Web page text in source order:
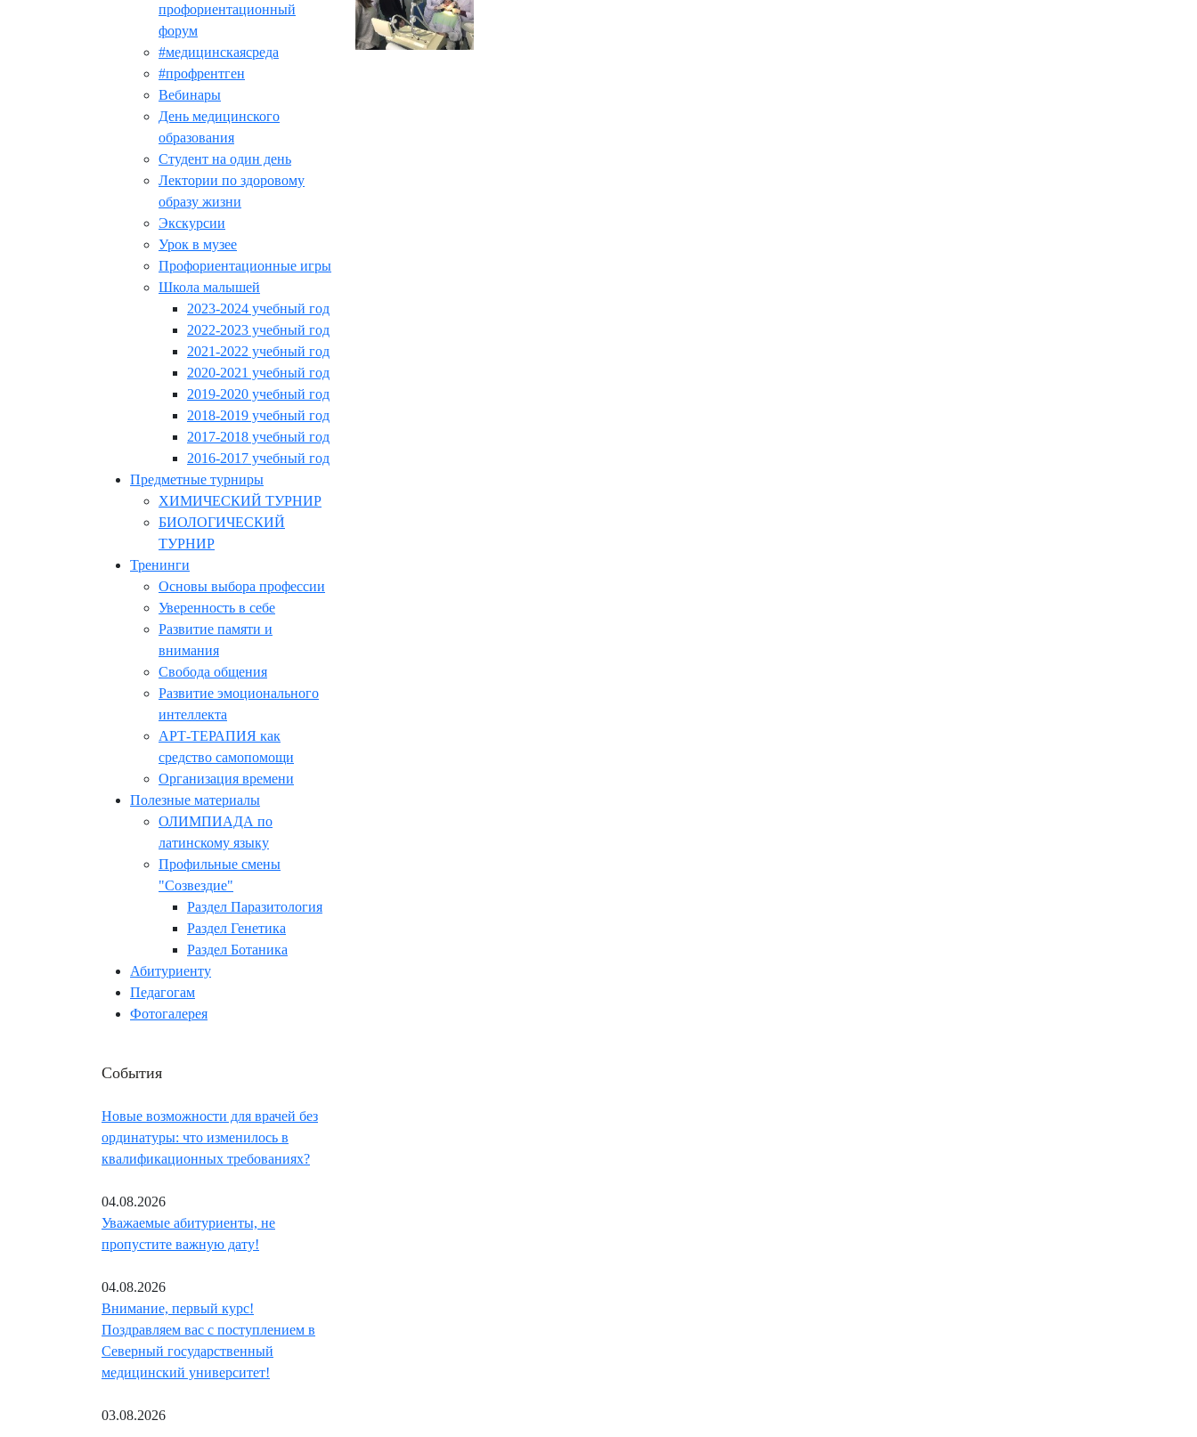
профориентационный
форум
#медицинскаясреда
#профрентген
Вебинары
День медицинского
образования
Студент на один день
Лектории по здоровому
образу жизни
Экскурсии
Урок в музее
Профориентационные игры
Школа малышей
2023-2024 учебный год
2022-2023 учебный год
2021-2022 учебный год
2020-2021 учебный год
2019-2020 учебный год
2018-2019 учебный год
2017-2018 учебный год
2016-2017 учебный год
Предметные турниры
ХИМИЧЕСКИЙ ТУРНИР
БИОЛОГИЧЕСКИЙ
ТУРНИР
Тренинги
Основы выбора профессии
Уверенность в себе
Развитие памяти и
внимания
Свобода общения
Развитие эмоционального
интеллекта
АРТ-ТЕРАПИЯ как
средство самопомощи
Организация времени
Полезные материалы
ОЛИМПИАДА по
латинскому языку
Профильные смены
"Созвездие"
Раздел Паразитология
Раздел Генетика
Раздел Ботаника
Абитуриенту
Педагогам
Фотогалерея
События
Новые возможности для врачей без
ординатуры: что изменилось в
квалификационных требованиях?
04.08.2026
Уважаемые абитуриенты, не
пропустите важную дату!
04.08.2026
Внимание, первый курс!
Поздравляем вас с поступлением в
Северный государственный
медицинский университет!
03.08.2026